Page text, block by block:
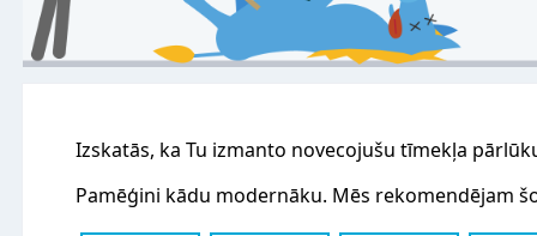
Izskatās, ka Tu izmanto novecojušu tīmekļa
Pamēģini kādu modernāku. Mēs rekomendējam